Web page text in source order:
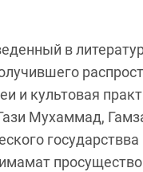
в
и культовая
Мухаммад,